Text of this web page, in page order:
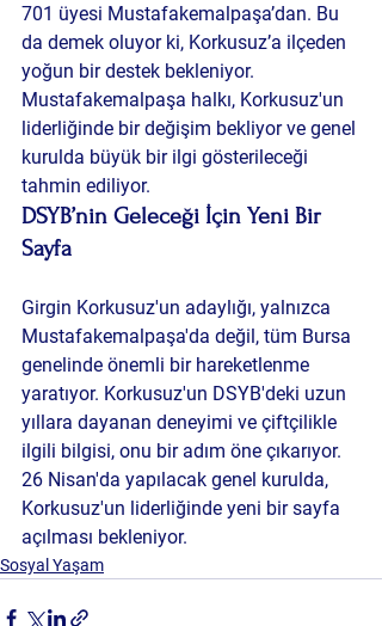
701 üyesi Mustafakemalpaşa’dan. Bu
da demek oluyor ki, Korkusuz’a ilçeden
yoğun bir destek bekleniyor.
Mustafakemalpaşa halkı, Korkusuz'un
liderliğinde bir değişim bekliyor ve genel
kurulda büyük bir ilgi gösterileceği
tahmin ediliyor.
DSYB’nin Geleceği İçin Yeni Bir
Sayfa
Girgin Korkusuz'un adaylığı, yalnızca
Mustafakemalpaşa'da değil, tüm Bursa
genelinde önemli bir hareketlenme
yaratıyor. Korkusuz'un DSYB'deki uzun
yıllara dayanan deneyimi ve çiftçilikle
ilgili bilgisi, onu bir adım öne çıkarıyor.
26 Nisan'da yapılacak genel kurulda,
Korkusuz'un liderliğinde yeni bir sayfa
açılması bekleniyor.
Sosyal Yaşam